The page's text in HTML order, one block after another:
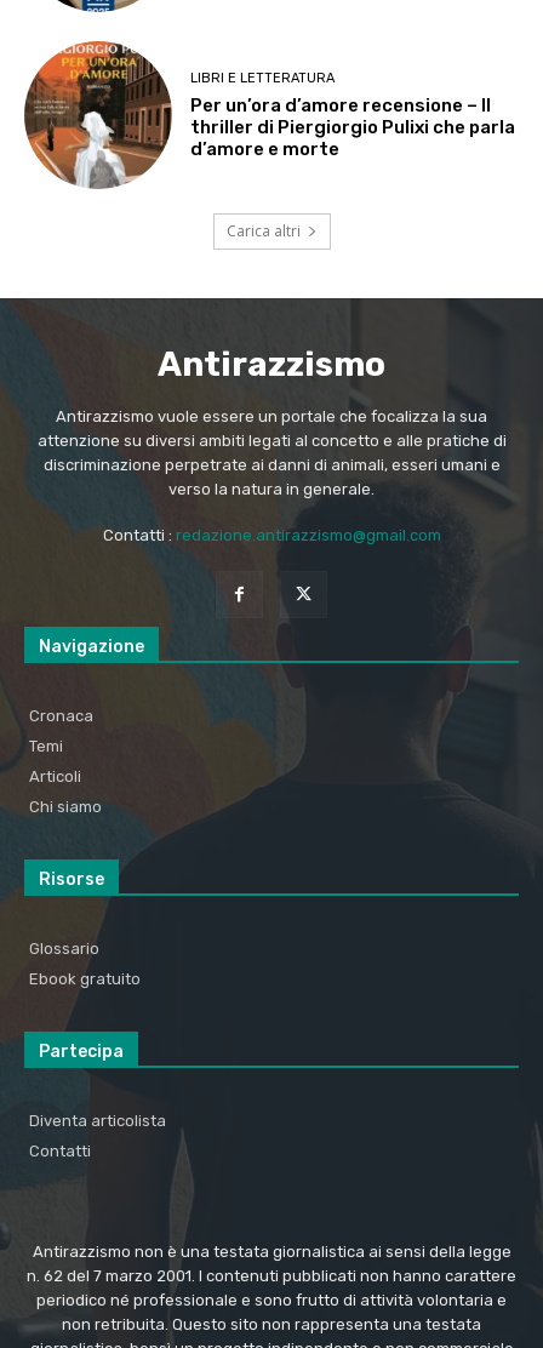
LIBRI E LETTERATURA
Per un’ora d’amore recensione – Il
thriller di Piergiorgio Pulixi che parla
d’amore e morte
Carica altri
Antirazzismo
Antirazzismo vuole essere un portale che focalizza la sua
attenzione su diversi ambiti legati al concetto e alle pratiche di
discriminazione perpetrate ai danni di animali, esseri umani e
verso la natura in generale.
Contatti : redazione.antirazzismo@gmail.com
Navigazione
Cronaca
Temi
Articoli
Chi siamo
Risorse
Glossario
Ebook gratuito
Partecipa
Diventa articolista
Contatti
Antirazzismo non è una testata giornalistica ai sensi della legge
n. 62 del 7 marzo 2001. I contenuti pubblicati non hanno carattere
periodico né professionale e sono frutto di attività volontaria e
non retribuita. Questo sito non rappresenta una testata